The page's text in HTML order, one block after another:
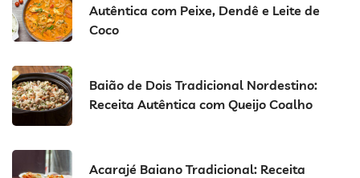
Autêntica com Peixe, Dendê e Leite de
Coco
Baião de Dois Tradicional Nordestino:
Receita Autêntica com Queijo Coalho
Acarajé Baiano Tradicional: Receita